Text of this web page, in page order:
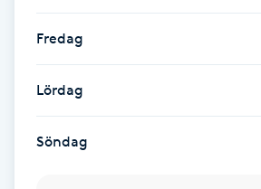
Fransförlängning Megavolym
Fransförlängning Volym
Fransk manikyr
Fredag
Lördag
Söndag